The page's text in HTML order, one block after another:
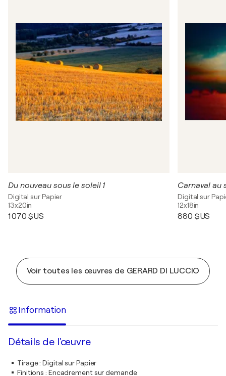
Du nouveau sous le soleil 1
Digital sur Papier
13x20in
1 070 $US
Carnaval au
Digital sur
12x18in
880 $US
Voir toutes les œuvres de GERARD DI LUCCIO
Information
Détails de l'œuvre
Tirage:Digital sur Papier
Finitions : Encadrement sur demande